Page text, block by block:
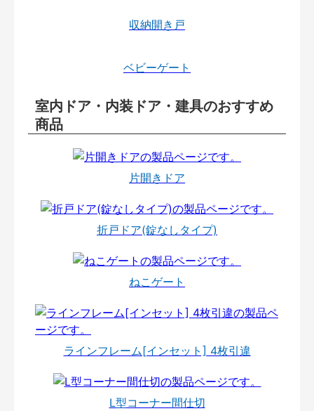
収納開き戸
ベビーゲート
室内ドア・内装ドア・建具のおすすめ
商品
片開きドア
折戸ドア(錠なしタイプ)
ねこゲート
ラインフレーム[インセット] 4枚引違
L型コーナー間仕切